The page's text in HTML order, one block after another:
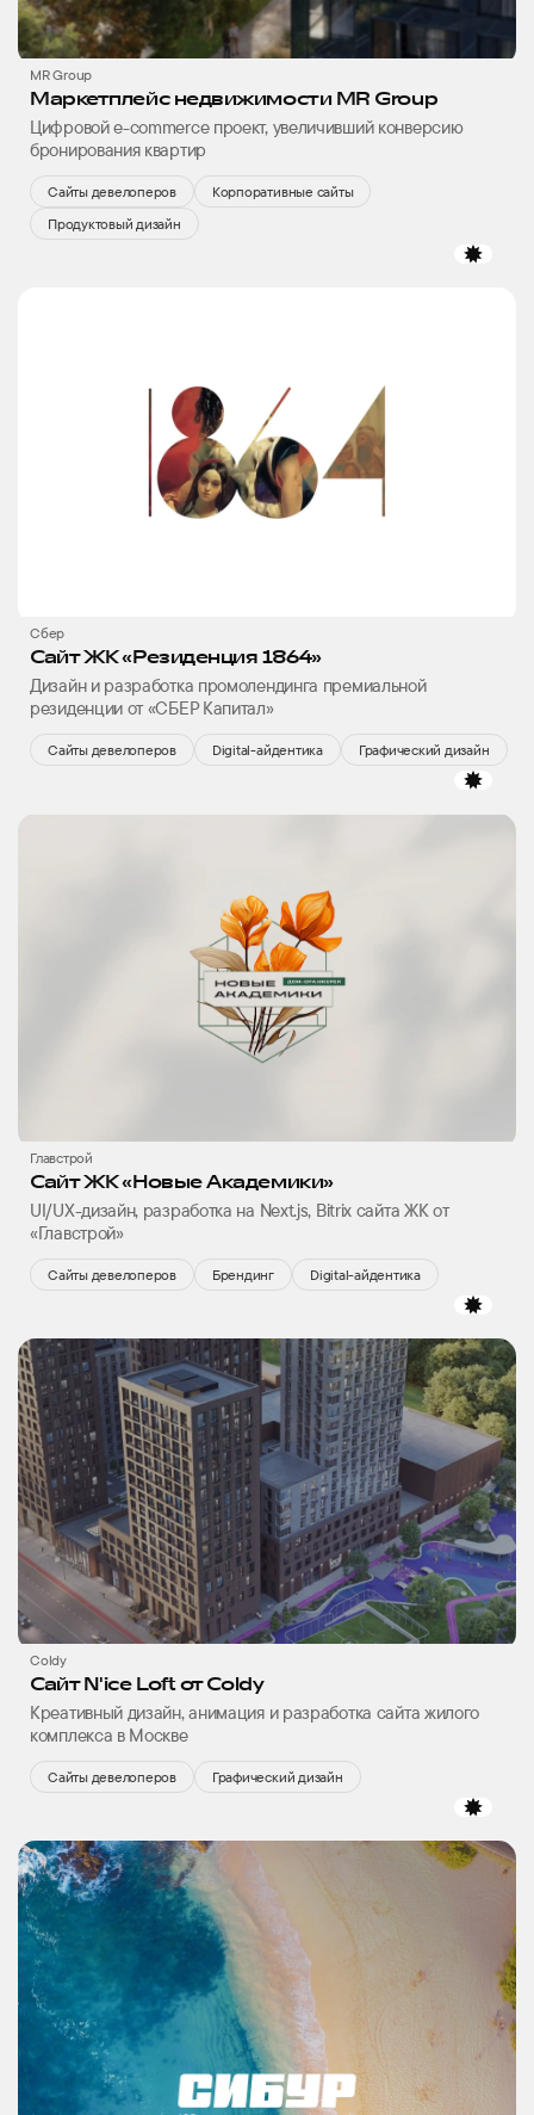
MR Group
Маркетплейс недвижимости MR Group
Цифровой е-commerce проект, увеличивший конверсию
бронирования квартир
Сайты девелоперов
Корпоративные сайты
Продуктовый дизайн
Сбер
Сайт ЖК «Резиденция 1864»
Дизайн и разработка промолендинга премиальной
резиденции от «СБЕР Капитал»
Сайты девелоперов Digital-айдентика Графический дизайн
Главстрой
Сайт ЖК «Новые Академики»
UI/UX-дизайн, разработка на Next.js, Bitrix сайта ЖК от
«Главстрой»
Сайты девелоперов Брендинг Digital-айдентика
Coldy
Сайт N'ice Loft от Coldy
Креативный дизайн, анимация и разработка сайта жилого
комплекса в Москве
Сайты девелоперов Графический дизайн